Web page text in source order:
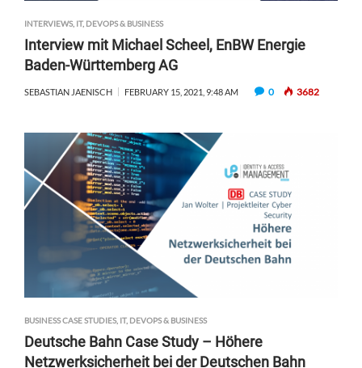
INTERVIEWS, IT, DEVOPS & BUSINESS
Interview mit Michael Scheel, EnBW Energie
Baden-Württemberg AG
SEBASTIAN JAENISCH FEBRUARY 15, 2021, 9:48 AM 0 3682
BUSINESS CASE STUDIES, IT, DEVOPS & BUSINESS
Deutsche Bahn Case Study – Höhere
Netzwerksicherheit bei der Deutschen Bahn